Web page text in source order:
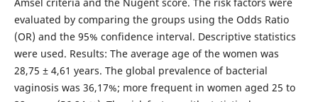
evaluated by comparing the groups using the Odds Ratio
(OR) and the 95% confidence interval. Descriptive statistics
were used. Results: The average age of the women was
28,75 ± 4,61 years. The global prevalence of bacterial
vaginosis was 36,17%; more frequent in women aged 25 to